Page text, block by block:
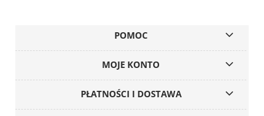
POMOC
MOJE KONTO
PŁATNOŚCI I DOSTAWA